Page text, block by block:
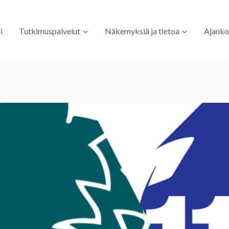
Tutkimuspalvelut Näkemyksiä ja tietoa